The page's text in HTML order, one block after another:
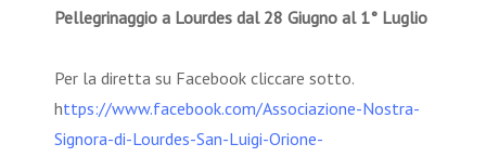
Pellegrinaggio a Lourdes dal 28 Giugno al 1° Luglio
Per la diretta su Facebook cliccare sotto.
https://www.facebook.com/Associazione-Nostra-
Signora-di-Lourdes-San-Luigi-Orione-